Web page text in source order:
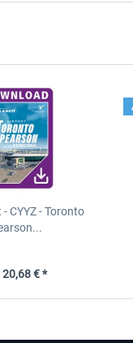
CYYZ - Toronto
€ *